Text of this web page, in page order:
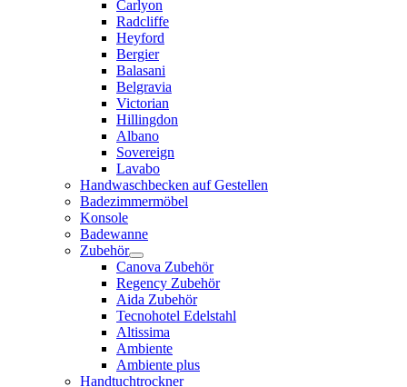
Carlyon
Radcliffe
Heyford
Bergier
Balasani
Belgravia
Victorian
Hillingdon
Albano
Sovereign
Lavabo
Handwaschbecken auf Gestellen
Badezimmermöbel
Konsole
Badewanne
Zubehör
Canova Zubehör
Regency Zubehör
Aida Zubehör
Tecnohotel Edelstahl
Altissima
Ambiente
Ambiente plus
Handtuchtrockner